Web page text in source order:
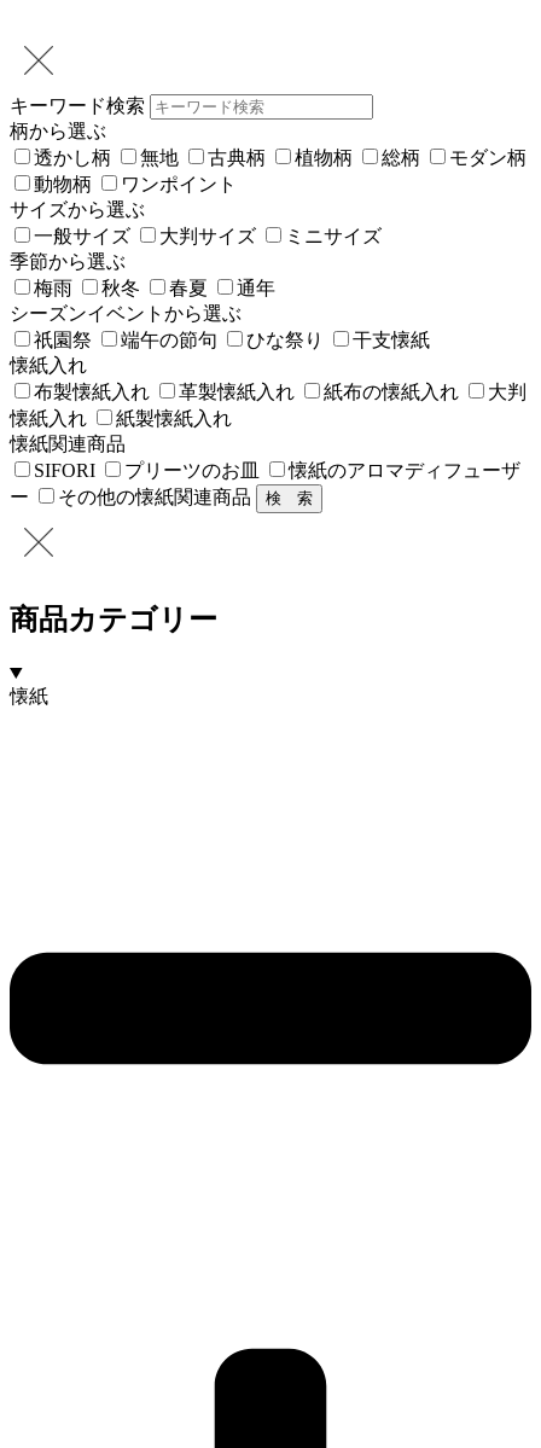
キーワード検索
柄から選ぶ
透かし柄
無地 古典柄 植物柄 総柄
モダン柄
動物柄
ワンポイント
サイズから選ぶ
一般サイズ
大判サイズ
ミニサイズ
季節から選ぶ
梅雨
秋冬 春夏
通年
シーズンイベントから選ぶ
祇園祭
端午の節句 ひな祭り
干支懐紙
懐紙入れ
布製懐紙入れ
革製懐紙入れ 紙布の懐紙入れ
大判
懐紙入れ
紙製懐紙入れ
懐紙関連商品
SIFORI
プリーツのお皿
懐紙のアロマディフューザ
ー
その他の懐紙関連商品
商品カテゴリー
懐紙